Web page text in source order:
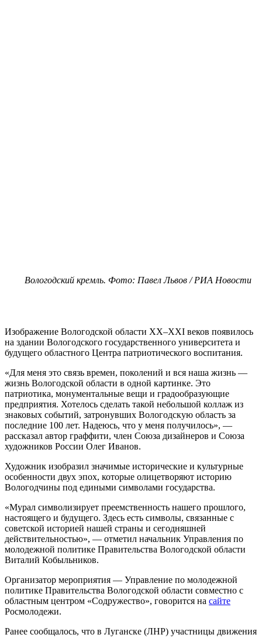
Вологодский кремль. Фото: Павел Львов / РИА Новости
Изображение Вологодской области XX–XXI веков появилось
на здании Вологодского государственного университета и
будущего областного Центра патриотического воспитания.
«Для меня это связь времен, поколений и вся наша жизнь —
жизнь Вологодской области в одной картинке. Это
патриотика, монументальные вещи и градообразующие
предприятия. Хотелось сделать такой небольшой коллаж из
знаковых событий, затронувших Вологодскую область за
последние 100 лет. Надеюсь, что у меня получилось», —
рассказал автор граффити, член Союза дизайнеров и Союза
художников России Олег Иванов.
Художник изобразил значимые исторические и культурные
особенности двух эпох, которые олицетворяют историю
Вологодчины под едиными символами государства.
«Мурал символизирует преемственность нашего прошлого,
настоящего и будущего. Здесь есть символы, связанные с
советской историей нашей страны и сегодняшней
действительностью», — отметил начальник Управления по
молодежной политике Правительства Вологодской области
Виталий Кобыльников.
Организатор мероприятия — Управление по молодежной
политике Правительства Вологодской области совместно с
областным центром «Содружество», говорится на сайте
Росмолодежи.
Ранее сообщалось, что в Луганске (ЛНР) участницы движения